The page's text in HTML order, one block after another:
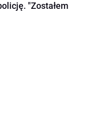
"Zostałem